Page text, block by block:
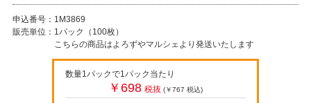
申込番号： 1M3869
販売単位： 1パック（100枚）
こちらの商品はよろずやマルシェより発送いたします
数量1パックで1パック当たり
￥698 税抜 (￥767 税込)